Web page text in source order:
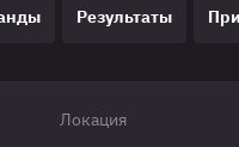
Результаты
Локация